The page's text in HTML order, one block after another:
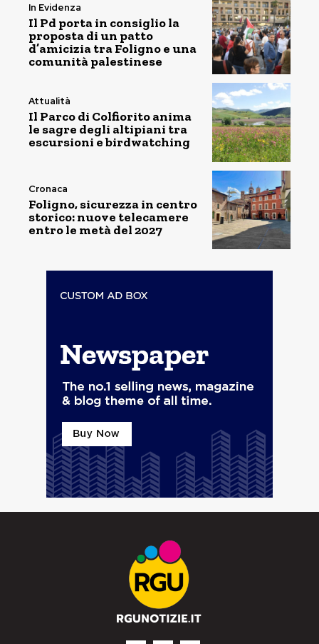
In Evidenza
Il Pd porta in consiglio la
proposta di un patto
d’amicizia tra Foligno e una
comunità palestinese
Attualità
Il Parco di Colfiorito anima
le sagre degli altipiani tra
escursioni e birdwatching
Cronaca
Foligno, sicurezza in centro
storico: nuove telecamere
entro le metà del 2027